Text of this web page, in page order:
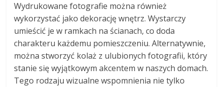
Wydrukowane fotografie można również
wykorzystać jako dekorację wnętrz. Wystarczy
umieścić je w ramkach na ścianach, co doda
charakteru każdemu pomieszczeniu. Alternatywnie,
można stworzyć kolaż z ulubionych fotografii, który
stanie się wyjątkowym akcentem w naszych domach.
Tego rodzaju wizualne wspomnienia nie tylko